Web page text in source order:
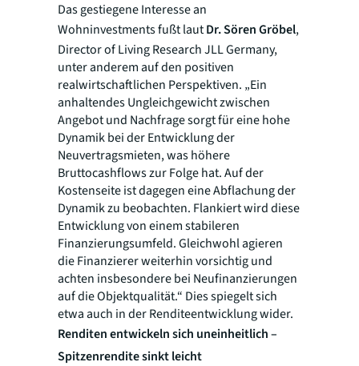
Das gestiegene Interesse an
Wohninvestments fußt lautDr. Sören Gröbel,
Director of Living Research JLL Germany,
unter anderem auf den positiven
realwirtschaftlichen Perspektiven. „Ein
anhaltendes Ungleichgewicht zwischen
Angebot und Nachfrage sorgt für eine hohe
Dynamik bei der Entwicklung der
Neuvertragsmieten, was höhere
Bruttocashflows zur Folge hat. Auf der
Kostenseite ist dagegen eine Abflachung der
Dynamik zu beobachten. Flankiert wird diese
Entwicklung von einem stabileren
Finanzierungsumfeld. Gleichwohl agieren
die Finanzierer weiterhin vorsichtig und
achten insbesondere bei Neufinanzierungen
auf die Objektqualität.“ Dies spiegelt sich
etwa auch in der Renditeentwicklung wider.
Renditen entwickeln sich uneinheitlich –
Spitzenrendite sinkt leicht